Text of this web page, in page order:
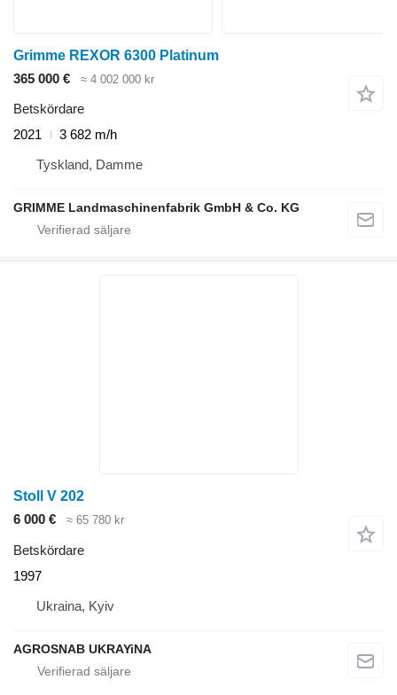
Grimme REXOR 6300 Platinum
365 000 €
≈ 4 002 000 kr
Betskördare
2021
3 682 m/h
Tyskland, Damme
GRIMME Landmaschinenfabrik GmbH & Co. KG
Stoll V 202
6 000 €
≈ 65 780 kr
Betskördare
1997
Ukraina, Kyiv
AGROSNAB UKRAYiNA